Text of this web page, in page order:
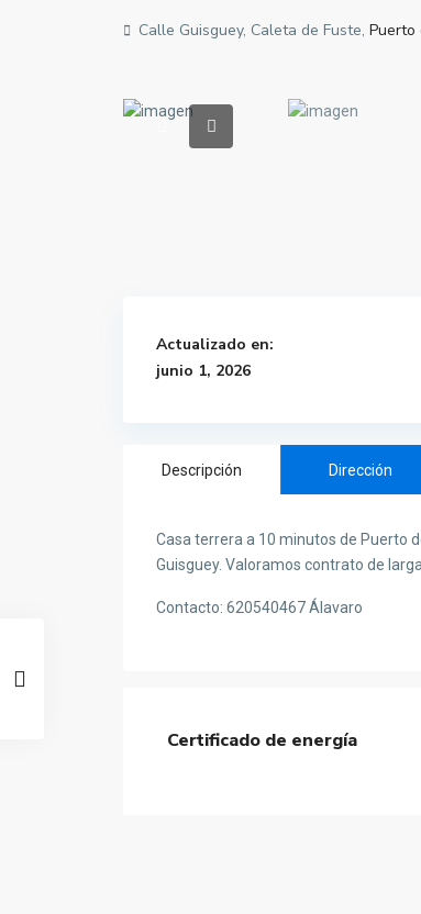
Calle Guisguey, Caleta de Fuste, Puerto
Actualizado en:
junio 1, 2026
Descripción Dirección
Casa terrera a 10 minutos de Puerto
Guisguey. Valoramos contrato de
Contacto: 620540467 Álavaro
Certificado de energía